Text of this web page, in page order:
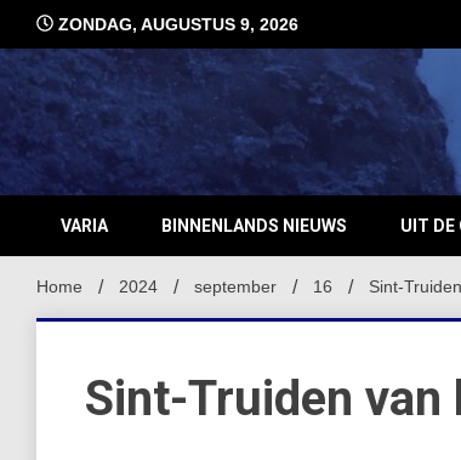
inhoud
ZONDAG, AUGUSTUS 9, 2026
VARIA BINNENLANDS NIEUWS UIT DE
Home 2024 september 16 Sint-
Sint-Truiden van